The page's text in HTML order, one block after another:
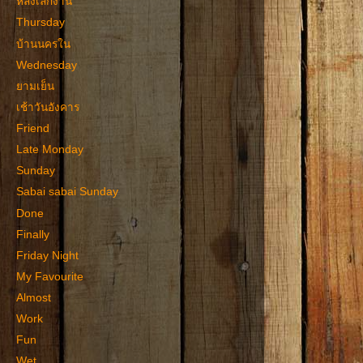
Thursday
บ้านนครใน
Wednesday
ยามเย็น
เช้าวันอังคาร
Friend
Late Monday
Sunday
Sabai sabai Sunday
Done
Finally
Friday Night
My Favourite
Almost
Work
Fun